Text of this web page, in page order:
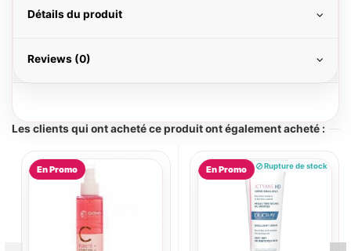
Détails du produit
Reviews (0)
Les clients qui ont acheté ce produit ont également acheté :
En Promo En Promo Rupture de stock